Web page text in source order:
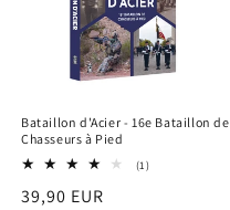
Bataillon d'Acier - 16e Bataillon de
Chasseurs à Pied
(1)1
Prix
39,90 EUR